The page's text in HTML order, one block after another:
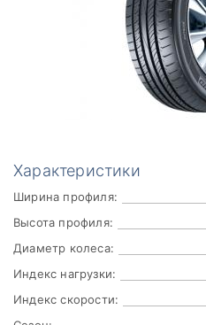
Характеристики
Ширина профиля:
Высота профиля:
Диаметр колеса:
Индекс нагрузки:
Индекс скорости: